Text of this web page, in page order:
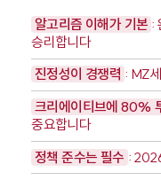
알고리즘 이해가 기본 :
승리합니다
진정성이 경쟁력 : MZ
크리에이티브에 80%
중요합니다
정책 준수는 필수 :